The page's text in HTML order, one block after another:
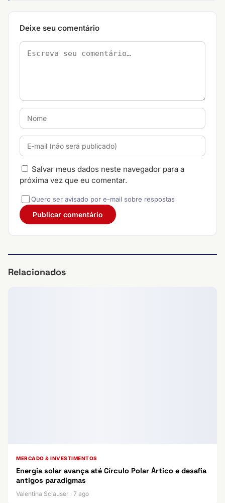
Deixe seu comentário
Salvar meus dados neste navegador para a
próxima vez que eu comentar.
Quero ser avisado por e-mail sobre respostas
Relacionados
MERCADO & INVESTIMENTOS
Energia solar avança até Círculo Polar Ártico e desafia
antigos paradigmas
Valentina Sclauser · 7 ago